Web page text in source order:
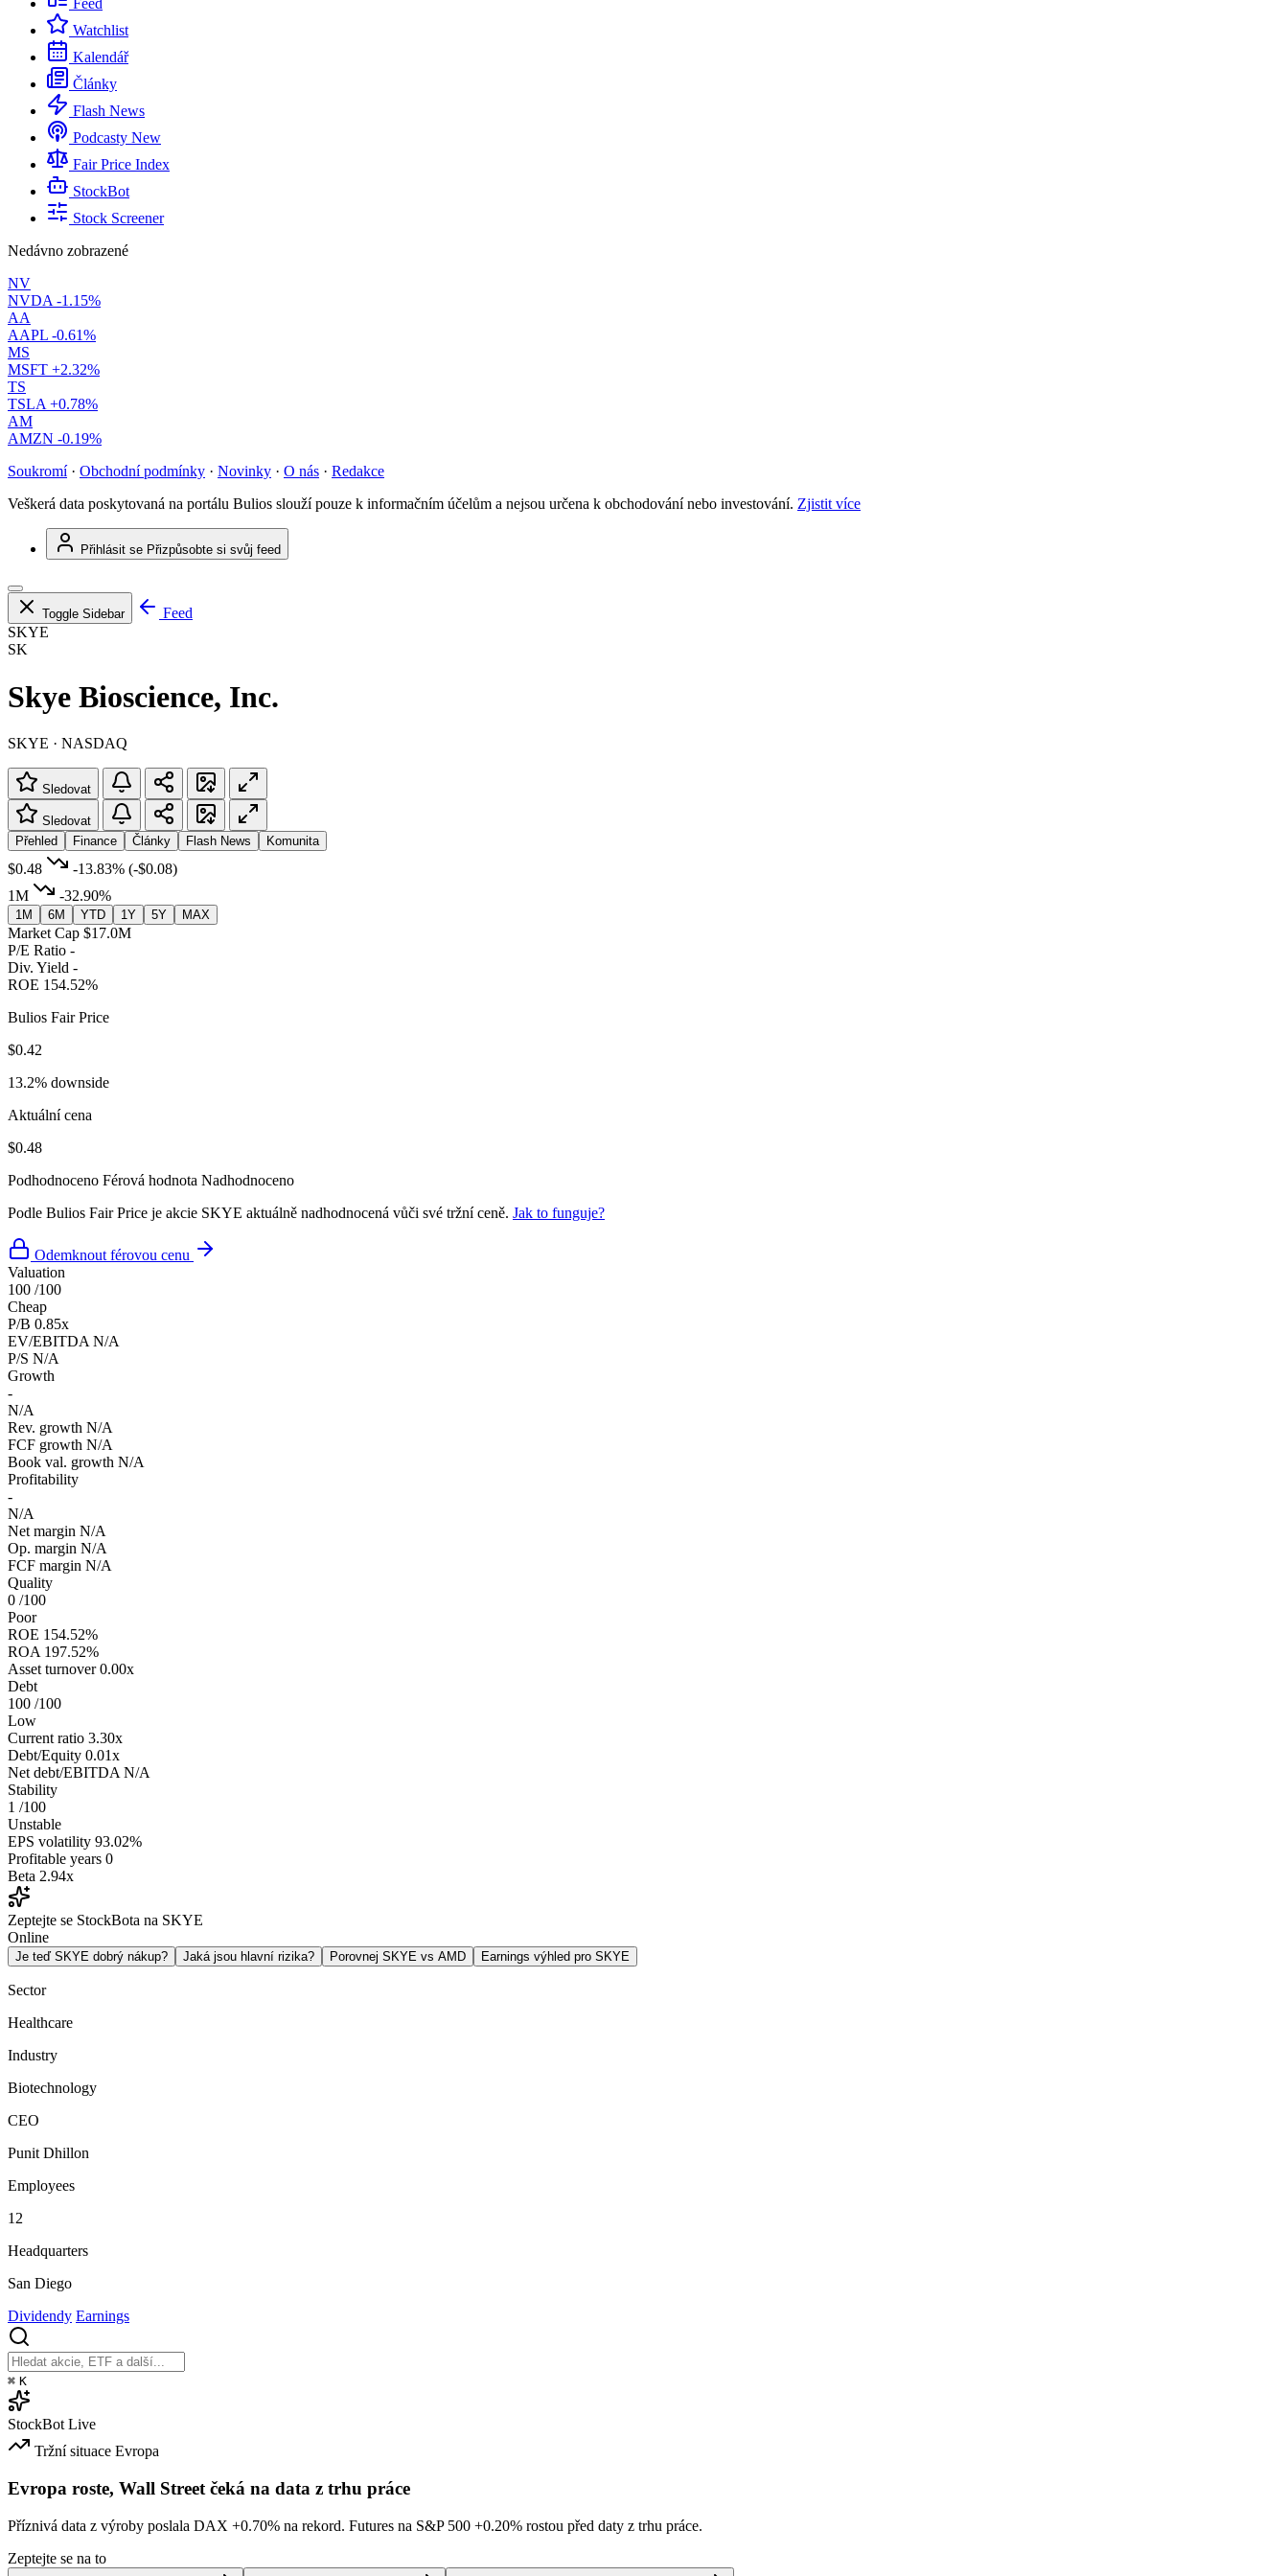
Feed
Watchlist
Kalendář
Články
Flash News
Podcasty New
Fair Price Index
StockBot
Stock Screener
Nedávno zobrazené
NV
NVDA -1.15%
AA
AAPL -0.61%
MS
MSFT +2.32%
TS
TSLA +0.78%
AM
AMZN -0.19%
Soukromí · Obchodní podmínky · Novinky · O nás · Redakce
Veškerá data poskytovaná na portálu Bulios slouží pouze k informačním účelům a nejsou určena k obchodování nebo investování. Zjistit více
Přihlásit se Přizpůsobte si svůj feed
Toggle Sidebar
Feed
SKYE
SK
Skye Bioscience, Inc.
SKYE · NASDAQ
Sledovat
Sledovat
Přehled
Finance Články Flash News Komunita
$0.48 -13.83% (-$0.08)
1M
-32.90%
1M 6M YTD 1Y 5Y MAX
Market Cap $17.0M
P/E Ratio -
Div. Yield -
ROE 154.52%
Bulios Fair Price
$0.42
13.2% downside
Aktuální cena
$0.48
Podhodnoceno Férová hodnota Nadhodnoceno
Podle Bulios Fair Price je akcie SKYE aktuálně nadhodnocená vůči své tržní ceně. Jak to funguje?
Odemknout férovou cenu
Valuation
100 /100
Cheap
P/B 0.85x
EV/EBITDA N/A
P/S N/A
Growth
-
N/A
Rev. growth N/A
FCF growth N/A
Book val. growth N/A
Profitability
-
N/A
Net margin N/A
Op. margin N/A
FCF margin N/A
Quality
0 /100
Poor
ROE 154.52%
ROA 197.52%
Asset turnover 0.00x
Debt
100 /100
Low
Current ratio 3.30x
Debt/Equity 0.01x
Net debt/EBITDA N/A
Stability
1 /100
Unstable
EPS volatility 93.02%
Profitable years 0
Beta 2.94x
Zeptejte se StockBota na SKYE
Online
Je teď SKYE dobrý nákup? Jaká jsou hlavní rizika? Porovnej SKYE vs AMD Earnings výhled pro SKYE
Sector
Healthcare
Industry
Biotechnology
CEO
Punit Dhillon
Employees
12
Headquarters
San Diego
Dividendy Earnings
⌘ K
StockBot Live
Tržní situace Evropa
Evropa roste, Wall Street čeká na data z trhu práce
Příznivá data z výroby poslala DAX +0.70% na rekord. Futures na S&P 500 +0.20% rostou před daty z trhu práce.
Zeptejte se na to